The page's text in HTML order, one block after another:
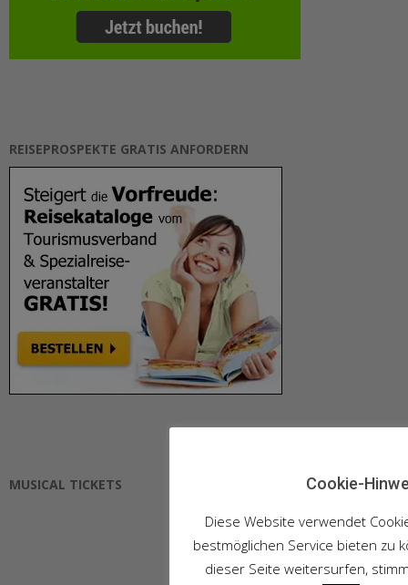
REISEPROSPEKTE GRATIS ANFORDERN
MUSICAL TICKETS Cookie-
Diese Website verwendet
bestmöglichen Service bieten zu
dieser Seite weitersurfen,